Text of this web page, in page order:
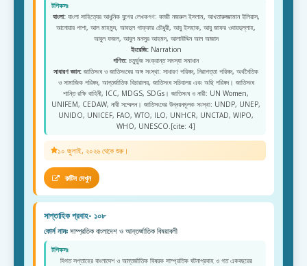
টপিকসঃ
বাংলা:বাংলা সাহিত্যের আধুনিক যুগের লেখকগণ: কাজী নজরুল ইসলাম, আখতারুজ্জামান ইলিয়াস,
আনোয়ার পাশা, আল মাহমুদ, আবদুল গাফ্ফার চৌধুরী, আবু ইসহাক, আবু জাফর ওবায়দুল্লাহ,
আবুল ফজল, আবুল মনসুর আহমদ, আলাউদ্দিন আল আজাদ
ইংরেজি:Narration
গণিত: চতুর্ভুজ সংক্রান্ত সমস্যা সমাধান
সাধারণ জ্ঞান: জাতিসংঘ ও জাতিসংঘের অঙ্গ সংস্থা: সাধারণ পরিষদ, নিরাপত্তা পরিষদ, অর্থনৈতিক
ও সামাজিক পরিষদ, আন্তর্জাতিক বিচারালয়, জাতিসংঘ সচিবালয় এবং অছি পরিষদ। জাতিসংঘ
শান্তি রক্ষি বাহিনী, ICC, MDGS, SDGs। জাতিসংঘ ও নারী: UN Women,
UNIFEM, CEDAW, নারী সম্মেলন। জাতিসংঘের উন্নয়নমূলক সংস্থা: UNDP, UNEP,
UNIDO, UNICEF, FAO, WTO, ILO, UNHCR, UNCTAD, WIPO,
WHO, UNESCO.[cite: 4]
১০ জুলাই, ২০২৬ থেকে শুরু।
রুটিন দেখুন
সাপ্তাহিক প্রবাহ- ১০৮
কোর্স নামঃ সাম্প্রতিক বাংলাদেশ ও আন্তর্জাতিক বিষয়াবলী
টপিকসঃ
বিগত সপ্তাহের বাংলাদেশ ও আন্তর্জাতিক বিষয়ক সাম্প্রতিক ঘটনাপ্রবাহ ও গত একবছরের